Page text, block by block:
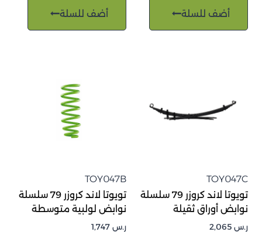
أضف للسلة أضف للسلة
TOY047C
تويوتا لاند كروزر 79 سلسلة
نوابض أوراق ثقيلة
ر.س
TOY047B
تويوتا لاند كروزر 79 سلسلة
نوابض لولبية متوسطة
ر.س